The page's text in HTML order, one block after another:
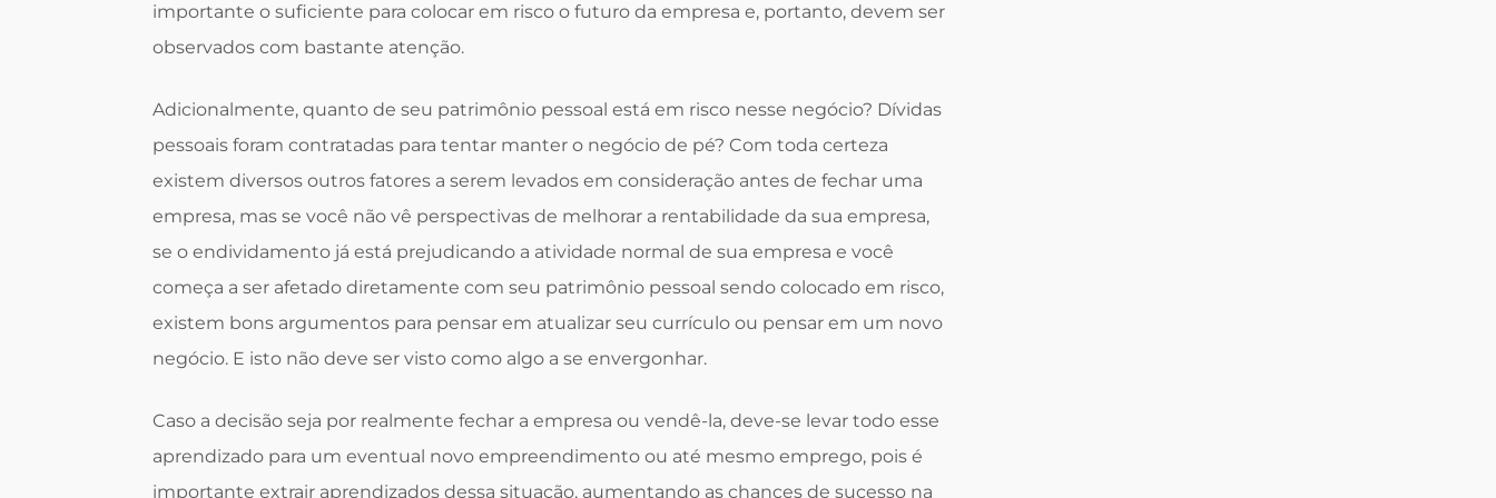
importante o suficiente para colocar em risco o futuro da empresa e, portanto, devem ser
observados com bastante atenção.
Adicionalmente, quanto de seu patrimônio pessoal está em risco nesse negócio? Dívidas
pessoais foram contratadas para tentar manter o negócio de pé? Com toda certeza
existem diversos outros fatores a serem levados em consideração antes de fechar uma
empresa, mas se você não vê perspectivas de melhorar a rentabilidade da sua empresa,
se o endividamento já está prejudicando a atividade normal de sua empresa e você
começa a ser afetado diretamente com seu patrimônio pessoal sendo colocado em risco,
existem bons argumentos para pensar em atualizar seu currículo ou pensar em um novo
negócio. E isto não deve ser visto como algo a se envergonhar.
Caso a decisão seja por realmente fechar a empresa ou vendê-la, deve-se levar todo esse
aprendizado para um eventual novo empreendimento ou até mesmo emprego, pois é
importante extrair aprendizados dessa situação, aumentando as chances de sucesso na